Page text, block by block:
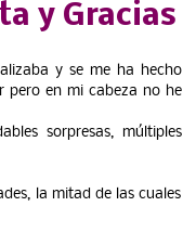
y Gracias
y se me ha hecho
pero en mi cabeza no he
sorpresas, múltiples
la mitad de las cuales